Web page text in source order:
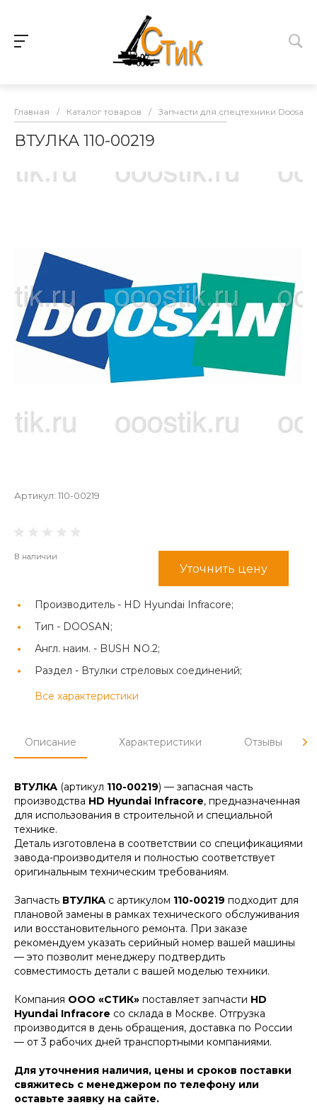
Главная / Каталог товаров / Запчасти для спецтехники Doosan
ВТУЛКА 110-00219
Артикул: 110-00219
В наличии
Уточнить цену
Производитель - HD Hyundai Infracore;
Тип - DOOSAN;
Англ. наим. - BUSH NO.2;
Раздел - Втулки стреловых соединений;
Все характеристики
Описание Характеристики Отзывы
ВТУЛКА (артикул 110-00219) — запасная часть
производства HD Hyundai Infracore, предназначенная
для использования в строительной и специальной
технике.
Деталь изготовлена в соответствии со спецификациями
завода-производителя и полностью соответствует
оригинальным техническим требованиям.
Запчасть ВТУЛКА с артикулом 110-00219 подходит для
плановой замены в рамках технического обслуживания
или восстановительного ремонта. При заказе
рекомендуем указать серийный номер вашей машины
— это позволит менеджеру подтвердить
совместимость детали с вашей моделью техники.
Компания ООО «СТИК» поставляет запчасти HD
Hyundai Infracore со склада в Москве. Отгрузка
производится в день обращения, доставка по России
— от 3 рабочих дней транспортными компаниями.
Для уточнения наличия, цены и сроков поставки
свяжитесь с менеджером по телефону или
оставьте заявку на сайте.